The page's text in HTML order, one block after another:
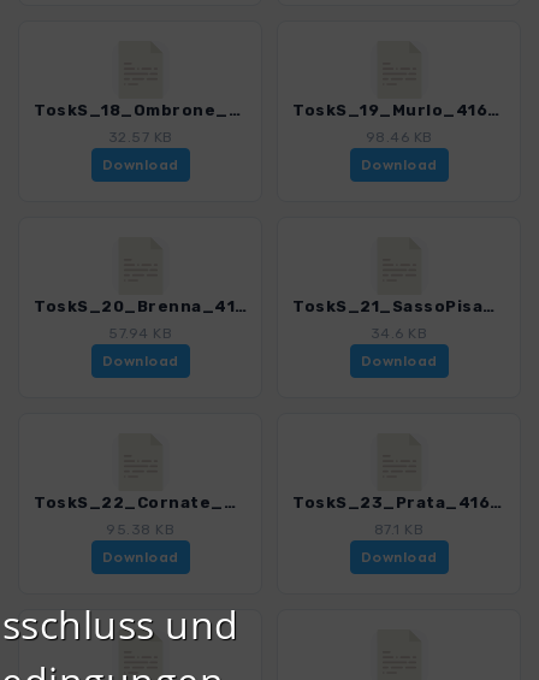
ToskS_18_Ombrone_4169_7.gpx
32.57 KB
Download
ToskS_19_Murlo_4169_7.gpx
98.46 KB
Download
ToskS_20_Brenna_4169_7.gpx
57.94 KB
Download
ToskS_21_SassoPisano_4169_7.gpx
34.6 KB
Download
ToskS_22_Cornate_4169_7.gpx
95.38 KB
Download
ToskS_23_Prata_4169_7.gpx
87.1 KB
Download
und